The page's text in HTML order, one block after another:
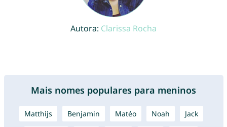
Autora: Clarissa Rocha
Mais nomes populares para meninos
Matthijs Benjamin Matéo Noah Jack